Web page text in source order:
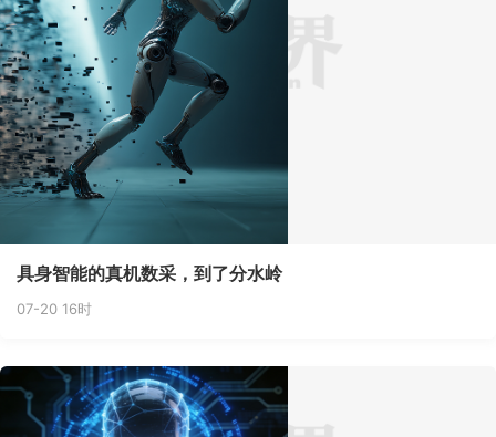
具身智能的真机数采，到了分水岭
07-20 16时